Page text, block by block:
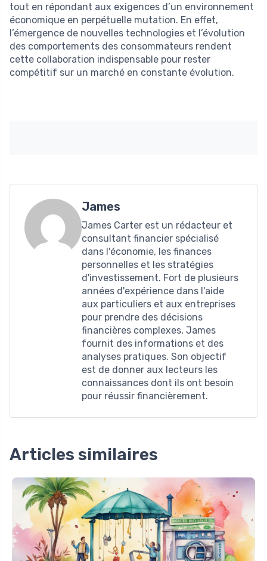
tout en répondant aux exigences d’un environnement
économique en perpétuelle mutation. En effet,
l’émergence de nouvelles technologies et l’évolution
des comportements des consommateurs rendent
cette collaboration indispensable pour rester
compétitif sur un marché en constante évolution.
James
James Carter est un rédacteur et
consultant financier spécialisé
dans l'économie, les finances
personnelles et les stratégies
d'investissement. Fort de plusieurs
années d'expérience dans l'aide
aux particuliers et aux entreprises
pour prendre des décisions
financières complexes, James
fournit des informations et des
analyses pratiques. Son objectif
est de donner aux lecteurs les
connaissances dont ils ont besoin
pour réussir financièrement.
Articles similaires